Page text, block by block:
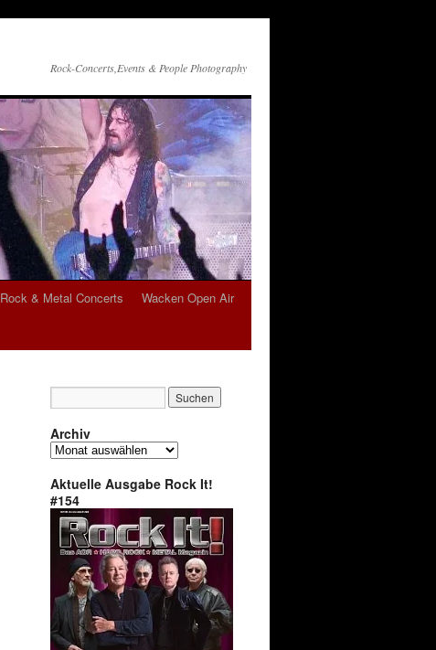
Rock-Concerts,Events & People Photography
Rock & Metal Concerts
Wacken Open Air
Archiv
Archiv
Aktuelle Ausgabe Rock It!
#154